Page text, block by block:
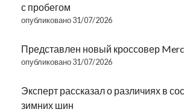
с пробегом
опубликовано 31/07/2026
Представлен новый кроссовер
опубликовано 31/07/2026
Эксперт рассказал о различиях в
зимних шин